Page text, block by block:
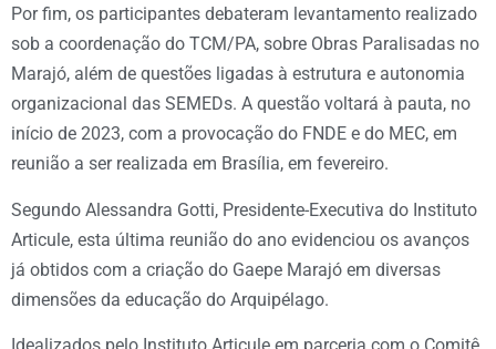
Por fim, os participantes debateram levantamento realizado
sob a coordenação do TCM/PA, sobre Obras Paralisadas no
Marajó, além de questões ligadas à estrutura e autonomia
organizacional das SEMEDs. A questão voltará à pauta, no
início de 2023, com a provocação do FNDE e do MEC, em
reunião a ser realizada em Brasília, em fevereiro.
Segundo Alessandra Gotti, Presidente-Executiva do Instituto
Articule, esta última reunião do ano evidenciou os avanços
já obtidos com a criação do Gaepe Marajó em diversas
dimensões da educação do Arquipélago.